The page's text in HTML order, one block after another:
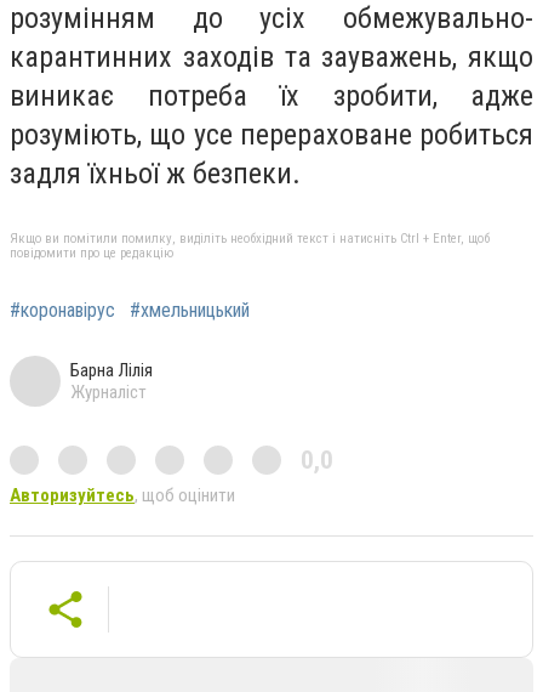
розумінням до усіх обмежувально-
карантинних заходів та зауважень, якщо
виникає потреба їх зробити, адже
розуміють, що усе перераховане робиться
задля їхньої ж безпеки.
Якщо ви помітили помилку, виділіть необхідний текст і натисніть Ctrl + Enter, щоб
повідомити про це редакцію
#коронавірус #хмельницький
Барна Лілія
Журналіст
0,0
Авторизуйтесь, щоб оцінити